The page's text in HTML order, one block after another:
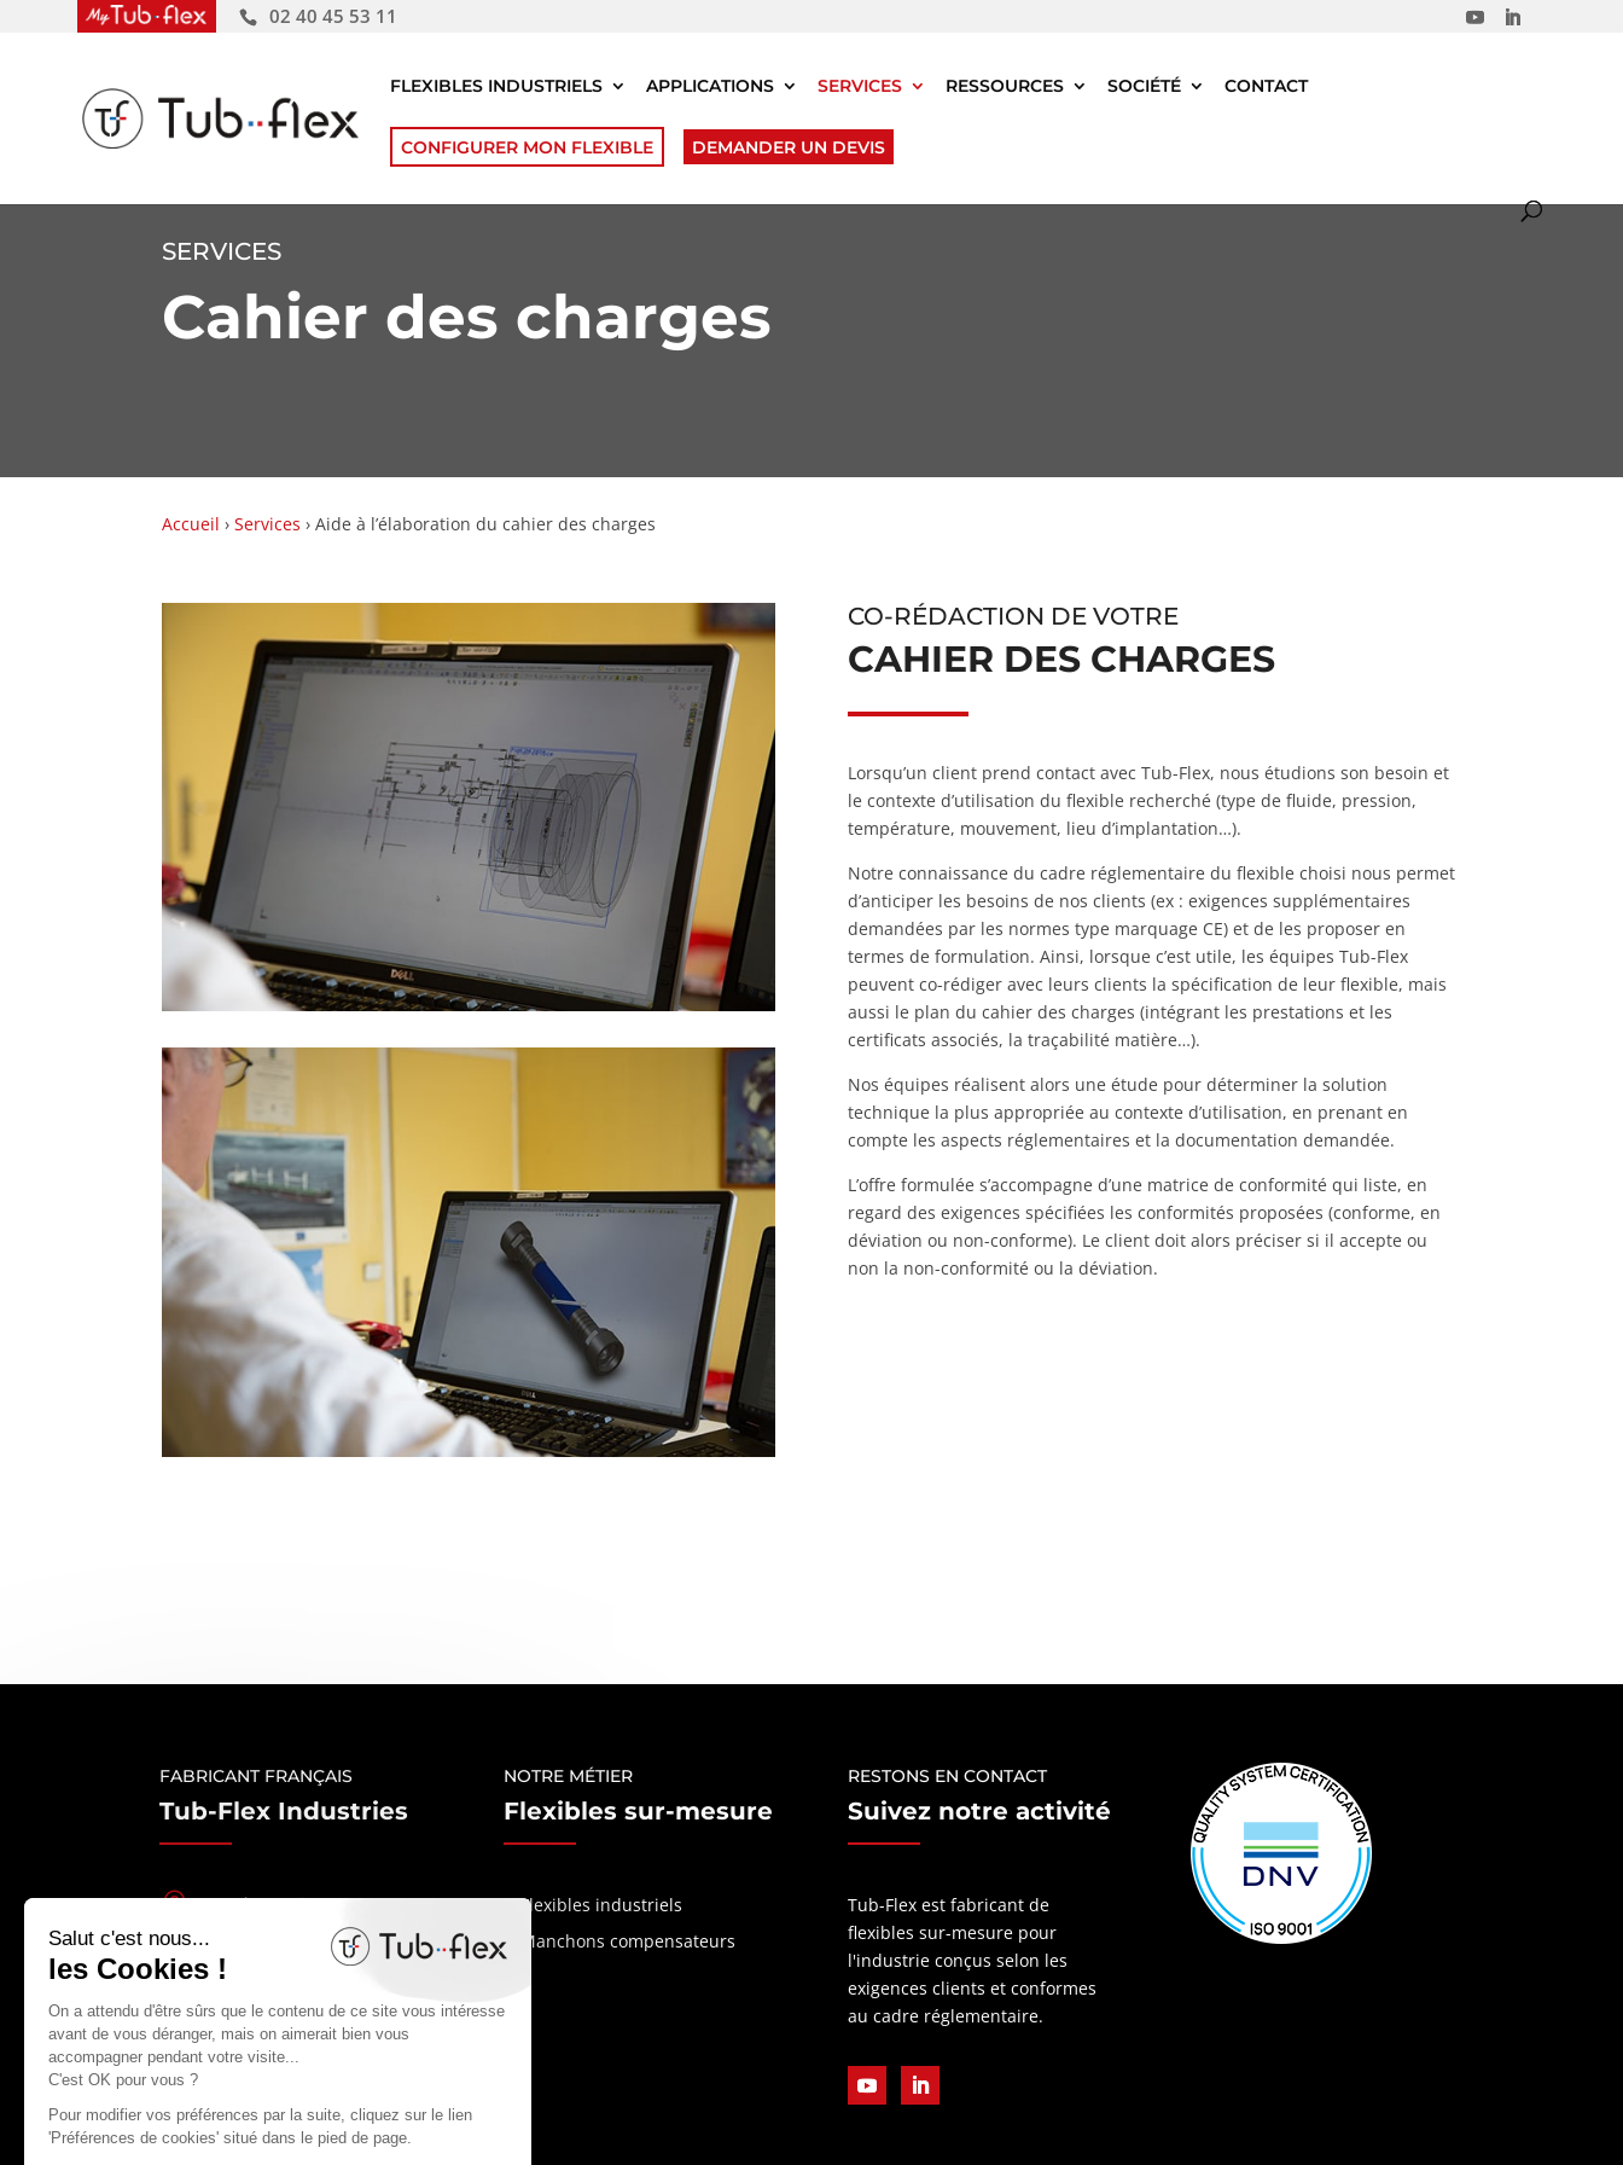
02 40 45 53 11
FLEXIBLES INDUSTRIELS APPLICATIONS SERVICES RESSOURCES SOCIÉTÉ CONTACT
CONFIGURER MON FLEXIBLE DEMANDER UN DEVIS
SERVICES
Cahier des charges
Accueil ›Services ›Aide à l’élaboration du cahier des charges
CO-RÉDACTION DE VOTRE
CAHIER DES CHARGES
Lorsqu’un client prend contact avec Tub-Flex, nous étudions son besoin et
le contexte d’utilisation du flexible recherché (type de fluide, pression,
température, mouvement, lieu d’implantation…).
Notre connaissance du cadre réglementaire du flexible choisi nous permet
d’anticiper les besoins de nos clients (ex : exigences supplémentaires
demandées par les normes type marquage CE) et de les proposer en
termes de formulation. Ainsi, lorsque c’est utile, les équipes Tub-Flex
peuvent co-rédiger avec leurs clients la spécification de leur flexible, mais
aussi le plan du cahier des charges (intégrant les prestations et les
certificats associés, la traçabilité matière…).
Nos équipes réalisent alors une étude pour déterminer la solution
technique la plus appropriée au contexte d’utilisation, en prenant en
compte les aspects réglementaires et la documentation demandée.
L’offre formulée s’accompagne d’une matrice de conformité qui liste, en
regard des exigences spécifiées les conformités proposées (conforme, en
déviation ou non-conforme). Le client doit alors préciser si il accepte ou
non la non-conformité ou la déviation.
FABRICANT FRANÇAIS
Tub-Flex Industries

ZI des Noës - BP 33
44550 Montoir-de-
Bretagne
 02 40 45 53 11

NOTRE MÉTIER
Flexibles sur-mesure
Flexibles industriels
Manchons compensateurs
RESTONS EN CONTACT
Suivez notre activité
Tub-Flex est fabricant de
flexibles sur-mesure pour
l'industrie conçus selon les
exigences clients et conformes
au cadre réglementaire.